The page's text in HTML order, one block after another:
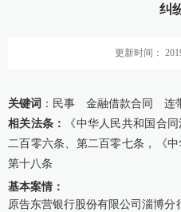
康桥法
康
纠
更新时间：
关键词 ：民事 金融借款合同 连
相关法条：
《中华人民共和国合
二百零六条、第二百零七条，《
第十八条
基本案情：
原告东营银行股份有限公司淄博分